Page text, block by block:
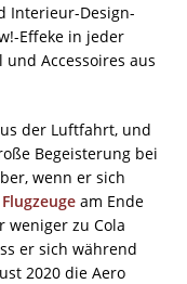
Interieur-Design-
Effeke in jeder
und Accessoires aus
der Luftfahrt, und
Begeisterung bei
wenn er sich
Flugzeuge am Ende
weniger zu Cola
er sich während
2020 die Aero